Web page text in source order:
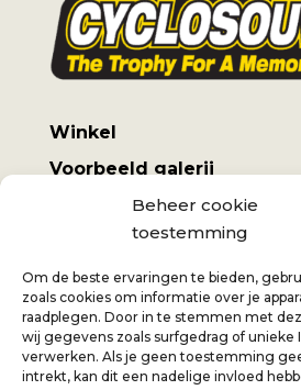
Beheer cookie
toestemming
Om de beste ervaringen te bieden,
zoals cookies om informatie over je
raadplegen. Door in te stemmen met
wij gegevens zoals surfgedrag of unieke
verwerken. Als je geen toestemming
intrekt, kan dit een nadelige invloed
Winkel
Voorbeeld galerij
Mijn account
Algemene voorwaarden
Verzendkosten